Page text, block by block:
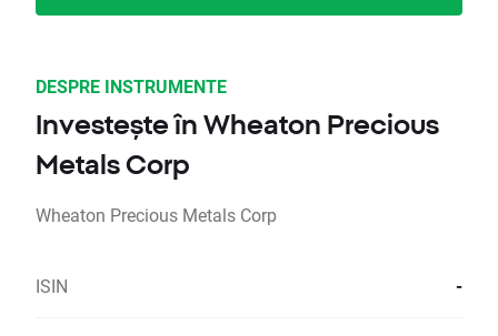
DESPRE INSTRUMENTE
Investește în Wheaton Precious
Metals Corp
Wheaton Precious Metals Corp
ISIN -